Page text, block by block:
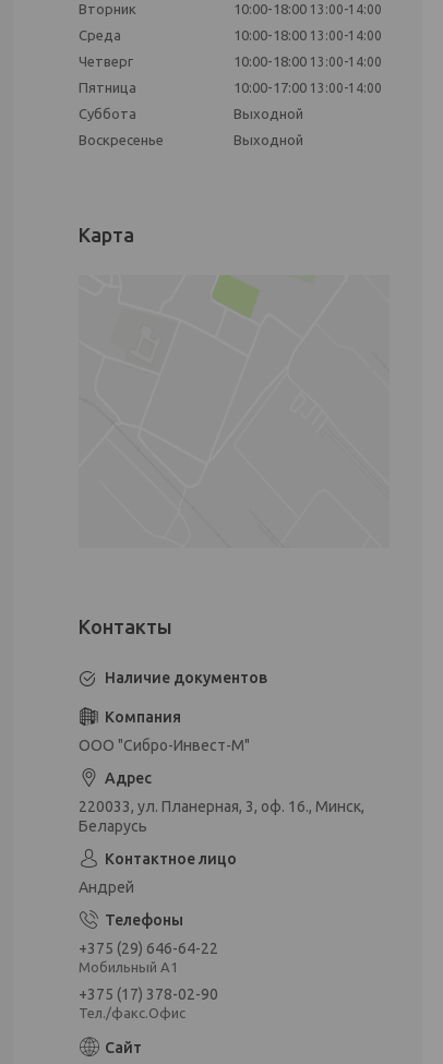
Вторник 10:00-18:00 13:00-14:00
Среда 10:00-18:00 13:00-14:00
Четверг 10:00-18:00 13:00-14:00
Пятница 10:00-17:00 13:00-14:00
Суббота
Выходной
Воскресенье
Выходной
Карта
Наличие документов
ООО "Сибро-Инвест-М"
220033, ул. Планерная, 3, оф. 16., Минск,
Беларусь
Андрей
+375 (29) 646-64-22
Мобильный А1
+375 (17) 378-02-90
Тел./факс.Офис